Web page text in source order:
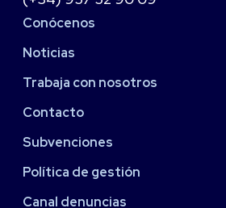
Conócenos
Noticias
Trabaja con nosotros
Contacto
Subvenciones
Política de gestión
Canal denuncias